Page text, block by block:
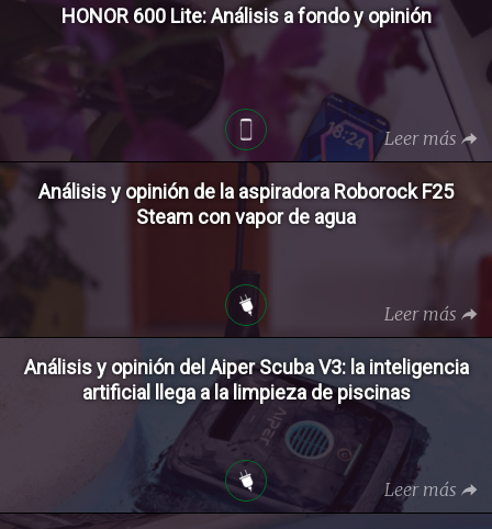
HONOR 600 Lite: Análisis a fondo y opinión
Leer más
Análisis y opinión de la aspiradora Roborock F25
Steam con vapor de agua
Leer más
Análisis y opinión del Aiper Scuba V3: la inteligencia
artificial llega a la limpieza de piscinas
Leer más